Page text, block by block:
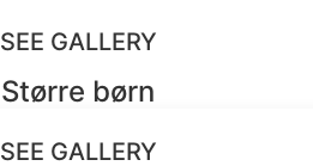
SEE GALLERY
Større børn
SEE GALLERY